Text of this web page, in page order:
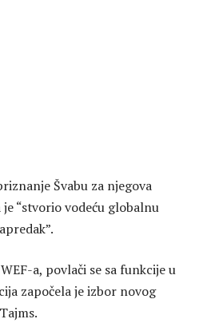
Švabu za njegova
“stvorio vodeću globalnu
a, povlači se sa funkcije u
započela je izbor novog